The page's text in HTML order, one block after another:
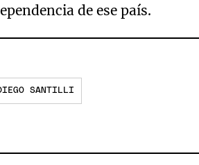
de ese país.
SANTILLI